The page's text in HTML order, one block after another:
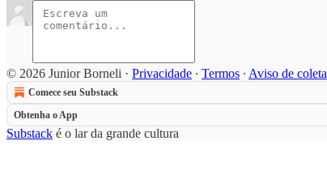
© 2026 Junior Borneli · Privacidade ∙ Termos ∙ Aviso de coleta
Comece seu Substack
Obtenha o App
Substack é o lar da grande cultura